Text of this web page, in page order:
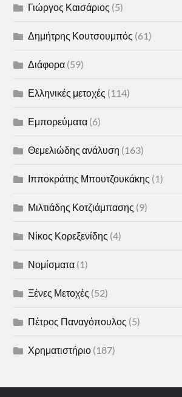
Γιώργος Καισάριος (5)
Δημήτρης Κουτσουμπός (61)
Διάφορα (59)
Ελληνικές μετοχές (114)
Εμπορεύματα (6)
Θεμελιώδης ανάλυση (163)
Ιπποκράτης Μπουτζουκάκης (1)
Μιλτιάδης Κοτζιάμπασης (9)
Νίκος Κορεξενίδης (4)
Νομίσματα (1)
Ξένες Μετοχές (52)
Πέτρος Παναγόπουλος (5)
Χρηματιστήριο (187)